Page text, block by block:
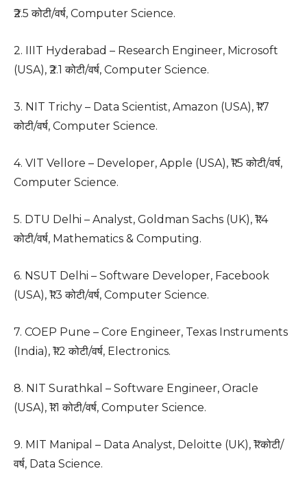
₹2.5 कोटी/वर्ष, Computer Science.
2. IIIT Hyderabad – Research Engineer, Microsoft
(USA), ₹2.1 कोटी/वर्ष, Computer Science.
3. NIT Trichy – Data Scientist, Amazon (USA), ₹1.7
कोटी/वर्ष, Computer Science.
4. VIT Vellore – Developer, Apple (USA), ₹1.5 कोटी/वर्ष,
Computer Science.
5. DTU Delhi – Analyst, Goldman Sachs (UK), ₹1.4
कोटी/वर्ष, Mathematics & Computing.
6. NSUT Delhi – Software Developer, Facebook
(USA), ₹1.3 कोटी/वर्ष, Computer Science.
7. COEP Pune – Core Engineer, Texas Instruments
(India), ₹1.2 कोटी/वर्ष, Electronics.
8. NIT Surathkal – Software Engineer, Oracle
(USA), ₹1.1 कोटी/वर्ष, Computer Science.
9. MIT Manipal – Data Analyst, Deloitte (UK), ₹1 कोटी/
वर्ष, Data Science.